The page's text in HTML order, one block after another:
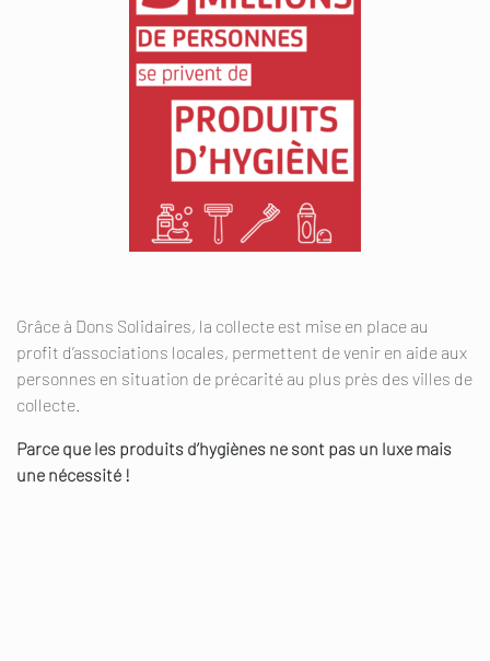
Grâce à Dons Solidaires, la collecte est mise en place au
profit d’associations locales, permettent de venir en aide aux
personnes en situation de précarité au plus près des villes de
collecte.
Parce que les produits d’hygiènes ne sont pas un luxe mais
une nécessité !